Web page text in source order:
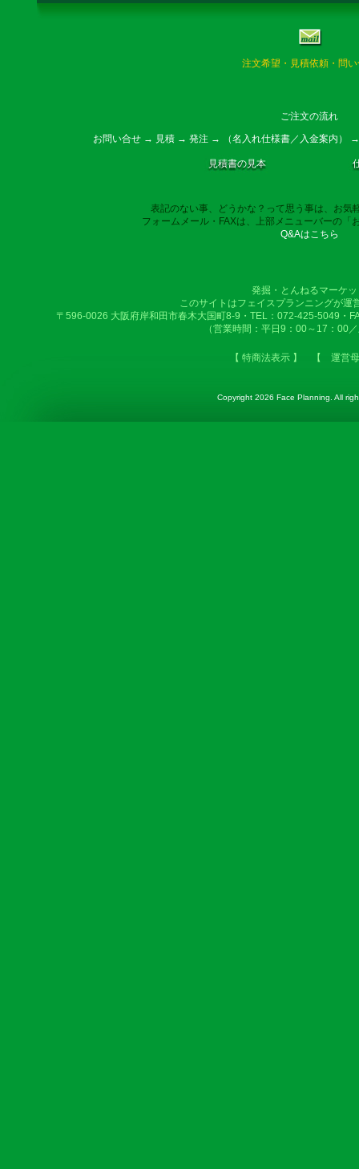
注文希望・見積依頼・問
ご注文の流れ
お問い合せ → 見積 → 発注 → （名入れ仕様書／入金案内）
見積書の見本
表記のない事、どうかな？って思う事は、お気
フォームメール・FAXは、上部メニューバーの「
Q&Aはこちら
発掘・とんねるマーケ
このサイトはフェイスプランニングが運
〒596-0026 大阪府岸和田市春木大国町8-9・TEL：072-425-5049・
（営業時間：平日9：00～17：00
【 特商法表示 】 【 運営
Copyright 2026 Face Planning. All